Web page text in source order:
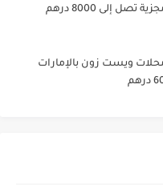
تصل إلى 8000 درهم
ويست زون بالإمارات